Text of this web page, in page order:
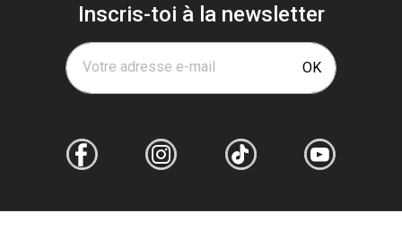
Inscris-toi à la newsletter
Votre adresse e-mail OK